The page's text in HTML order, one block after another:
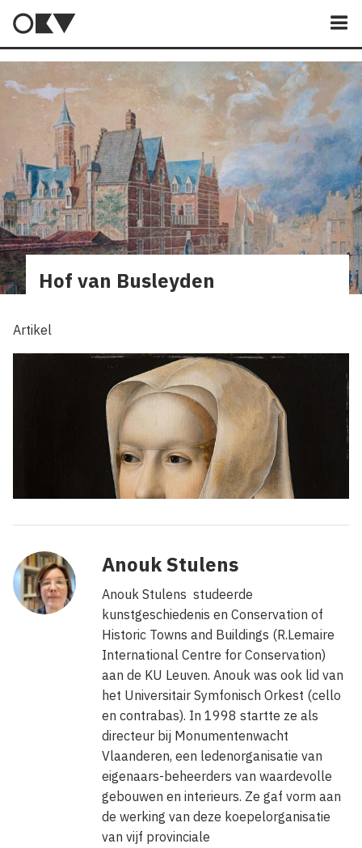
Hof van Busleyden
Artikel
Anouk Stulens
Anouk Stulens studeerde
kunstgeschiedenis en Conservation of
Historic Towns and Buildings (R.Lemaire
International Centre for Conservation)
aan de KU Leuven. Anouk was ook lid van
het Universitair Symfonisch Orkest (cello
en contrabas). In 1998 startte ze als
directeur bij Monumentenwacht
Vlaanderen, een ledenorganisatie van
eigenaars-beheerders van waardevolle
gebouwen en interieurs. Ze gaf vorm aan
de werking van deze koepelorganisatie
van vijf provinciale